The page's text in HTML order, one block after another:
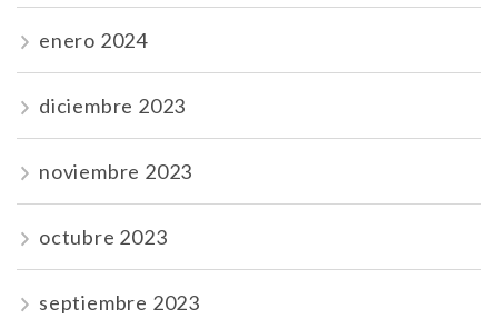
enero 2024
diciembre 2023
noviembre 2023
octubre 2023
septiembre 2023